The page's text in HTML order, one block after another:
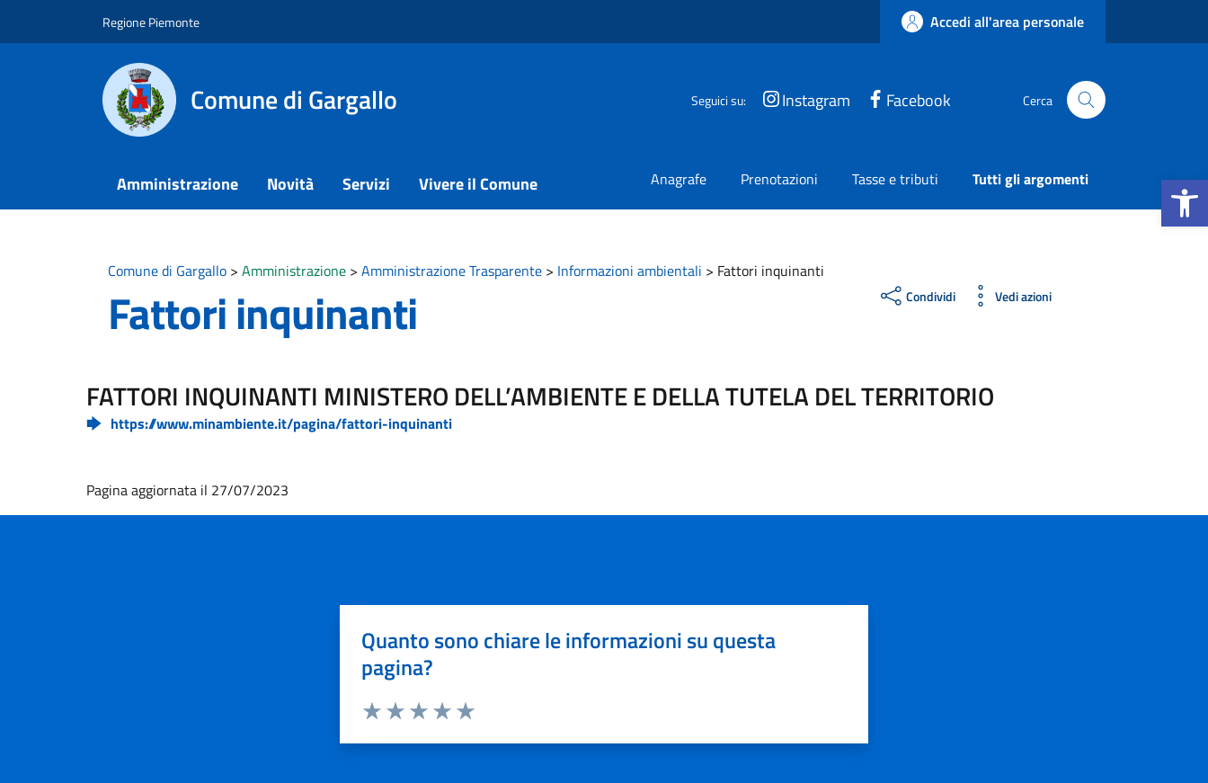
Apri la
Regione Piemonte Accedi all'area personale
Comune di Gargallo Seguici su: Instagram Facebook Cerca
Amministrazione Novità Servizi Vivere il Comune Anagrafe Prenotazioni Tasse e tributi Tutti gli argomenti
Comune di Gargallo > Amministrazione > Amministrazione Trasparente > Informazioni ambientali > Fattori inquinanti
Fattori inquinanti Condividi Vedi azioni
FATTORI INQUINANTI MINISTERO DELL’AMBIENTE E DELLA TUTELA DEL TERRITORIO
https://www.minambiente.it/pagina/fattori-inquinanti
Pagina aggiornata il 27/07/2023
Quanto sono chiare le informazioni su questa
pagina?